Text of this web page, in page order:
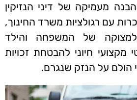
מעמיקה של דיני הנזיקין
עם רגולציות משרד החינוך,
למצוקה של המשפחה והילד
מקצועי חיוני להבטחת זכויות
הולם על הנזק שנגרם.